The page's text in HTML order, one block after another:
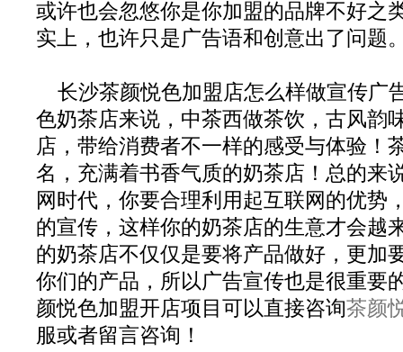
或许也会忽悠你是你加盟的品牌不好之
实上，也许只是广告语和创意出了问题
长沙茶颜悦色加盟店怎么样做宣传广
色奶茶店来说，中茶西做茶饮，古风韵
店，带给消费者不一样的感受与体验！
名，充满着书香气质的奶茶店！总的来
网时代，你要合理利用起互联网的优势
的宣传，这样你的奶茶店的生意才会越
的奶茶店不仅仅是要将产品做好，更加
你们的产品，所以广告宣传也是很重要
颜悦色加盟开店项目可以直接咨询茶颜
服或者留言咨询！